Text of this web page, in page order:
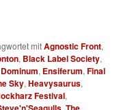
mitAgnostic Front,
, Black Label Society,
Dominum, Ensiferum,Final
Sky,Heavysaurus,
Festival,
,